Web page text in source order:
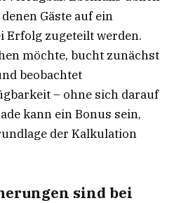
Gäste auf ein
Erfolg zugeteilt werden.
möchte, bucht zunächst
beobachtet
– ohne sich darauf
kann ein Bonus sein,
der Kalkulation
sind bei